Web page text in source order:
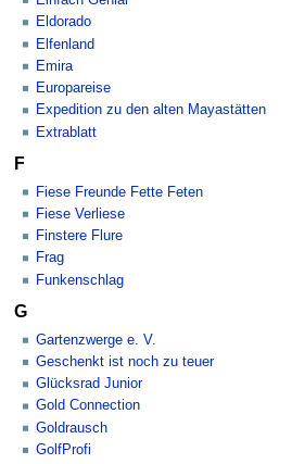
Eldorado
Elfenland
Emira
Europareise
Expedition zu den alten Mayastätten
Extrablatt
F
Fiese Freunde Fette Feten
Fiese Verliese
Finstere Flure
Frag
Funkenschlag
G
Gartenzwerge e. V.
Geschenkt ist noch zu teuer
Glücksrad Junior
Gold Connection
Goldrausch
GolfProfi